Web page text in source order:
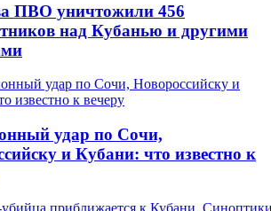
ПВО уничтожили 456
над Кубанью и другими
удар по Сочи,
и Кубани: что известно к